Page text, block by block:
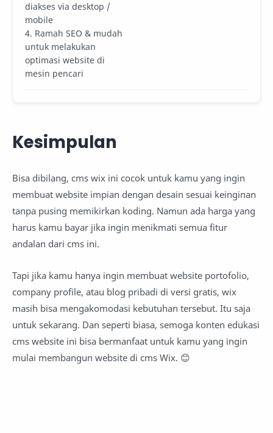
diakses via desktop /
mobile
4. Ramah SEO & mudah
untuk melakukan
optimasi website di
mesin pencari
Kesimpulan
Bisa dibilang, cms wix ini cocok untuk kamu yang ingin
membuat website impian dengan desain sesuai keinginan
tanpa pusing memikirkan koding. Namun ada harga yang
harus kamu bayar jika ingin menikmati semua fitur
andalan dari cms ini.
Tapi jika kamu hanya ingin membuat website portofolio,
company profile, atau blog pribadi di versi gratis, wix
masih bisa mengakomodasi kebutuhan tersebut. Itu saja
untuk sekarang. Dan seperti biasa, semoga konten edukasi
cms website ini bisa bermanfaat untuk kamu yang ingin
mulai membangun website di cms Wix. 😊